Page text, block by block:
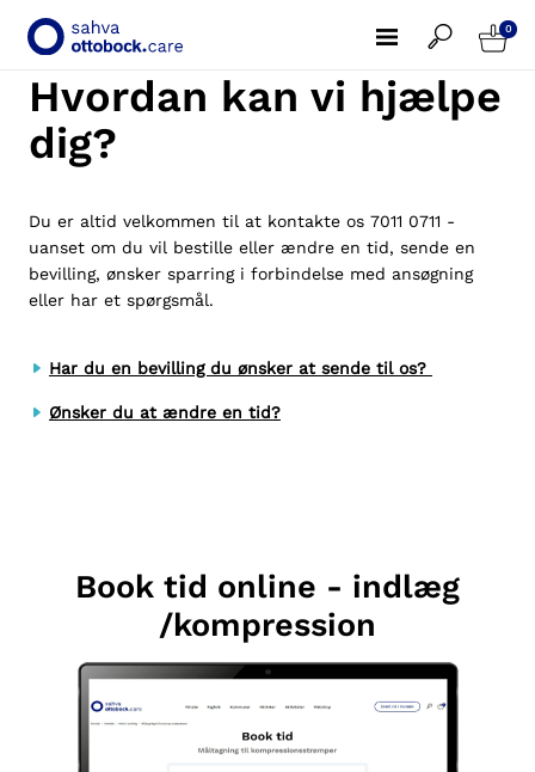
0
Hvordan kan vi hjælpe
dig?
Du er altid velkommen til at kontakte os 7011 0711 -
uanset om du vil bestille eller ændre en tid, sende en
bevilling, ønsker sparring i forbindelse med ansøgning
eller har et spørgsmål.
Har du en bevilling du ønsker at sende til os?
Ønsker du at ændre en tid?
Book tid online - indlæg
/kompression